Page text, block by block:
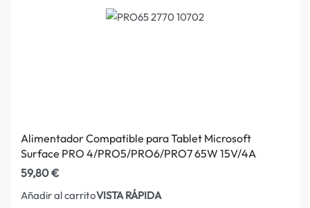
Alimentador Compatible para Tablet Microsoft
Surface PRO 4/PRO5/PRO6/PRO7 65W 15V/4A
59,80€
Añadir al carritoVISTA RÁPIDA